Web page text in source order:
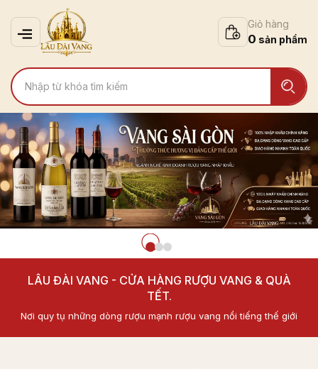
Giỏ hàng
0
LÂU ĐÀI VANG - CỬA HÀNG RƯỢU VANG & QUÀ
TẾT.
Nơi quy tụ những dòng rượu mạnh rượu vang nổi tiếng thế giới